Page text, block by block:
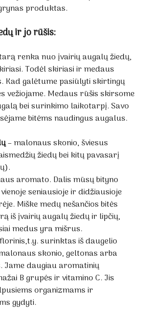
produktas.
ir jo rūšis:
renka nuo įvairių augalų žiedų,
Todėl skiriasi ir medaus
Kad galėtume pasiūlyti skirtingų
vežiojame. Medaus rūšis skirsome
bei surinkimo laikotarpį. Savo
bitėms naudingus augalus.
– malonaus skonio, šviesus
žiedų bei kitų pavasarį
aromato. Dalis mūsų bityno
seniausioje ir didžiausioje
Miške medų nešančios bitės
iš įvairių augalų žiedų ir lipčių,
medus yra mišrus.
surinktas iš daugelio
skonio, geltonas arba
Jame daugiau aromatinių
B grupės ir vitamino C. Jis
organizmams ir
gydyti.